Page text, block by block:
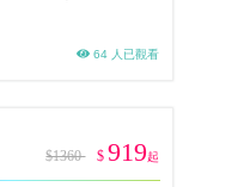
64 人已觀看
$1360 $919起